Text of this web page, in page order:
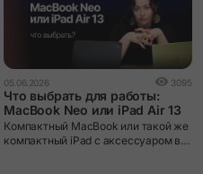
05.06.2026 3095
Что выбрать для работы:
MacBook Neo или iPad Air 13
Компактный MacBook или такой же
компактный iPad с аксессуаром в